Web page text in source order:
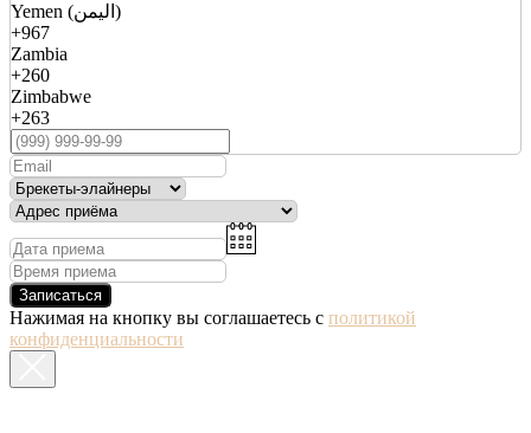
Yemen (اليمن)
+967
Zambia
+260
Zimbabwe
+263
Записаться
Нажимая на кнопку вы соглашаетесь с политикой
конфиденциальности